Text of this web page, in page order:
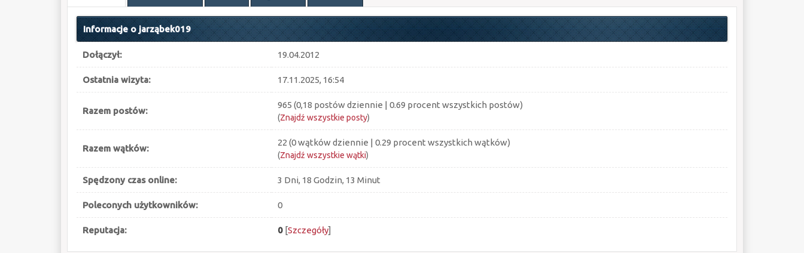
Informacje o jarząbek019
Dołączył: 19.04.2012
Ostatnia wizyta: 17.11.2025, 16:54
Razem postów:
965 (0,18 postów dziennie | 0.69 procent wszystkich postów)
(Znajdź wszystkie posty)
Razem wątków:
22 (0 wątków dziennie | 0.29 procent wszystkich wątków)
(Znajdź wszystkie wątki)
Spędzony czas online: 3 Dni, 18 Godzin, 13 Minut
Poleconych użytkowników: 0
Reputacja: 0[Szczegóły]